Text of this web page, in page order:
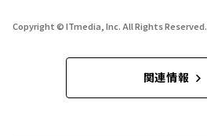
Copyright © ITmedia, Inc. All Rights Reserved.
関連情報